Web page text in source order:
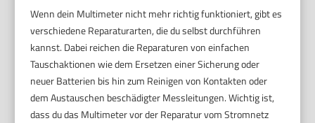
Wenn dein Multimeter nicht mehr richtig funktioniert, gibt es
verschiedene Reparaturarten, die du selbst durchführen
kannst. Dabei reichen die Reparaturen von einfachen
Tauschaktionen wie dem Ersetzen einer Sicherung oder
neuer Batterien bis hin zum Reinigen von Kontakten oder
dem Austauschen beschädigter Messleitungen. Wichtig ist,
dass du das Multimeter vor der Reparatur vom Stromnetz